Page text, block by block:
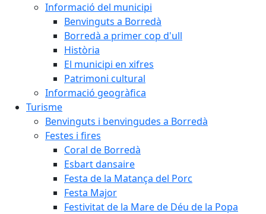
Informació del municipi
Benvinguts a Borredà
Borredà a primer cop d'ull
Història
El municipi en xifres
Patrimoni cultural
Informació geogràfica
Turisme
Benvinguts i benvingudes a Borredà
Festes i fires
Coral de Borredà
Esbart dansaire
Festa de la Matança del Porc
Festa Major
Festivitat de la Mare de Déu de la Popa